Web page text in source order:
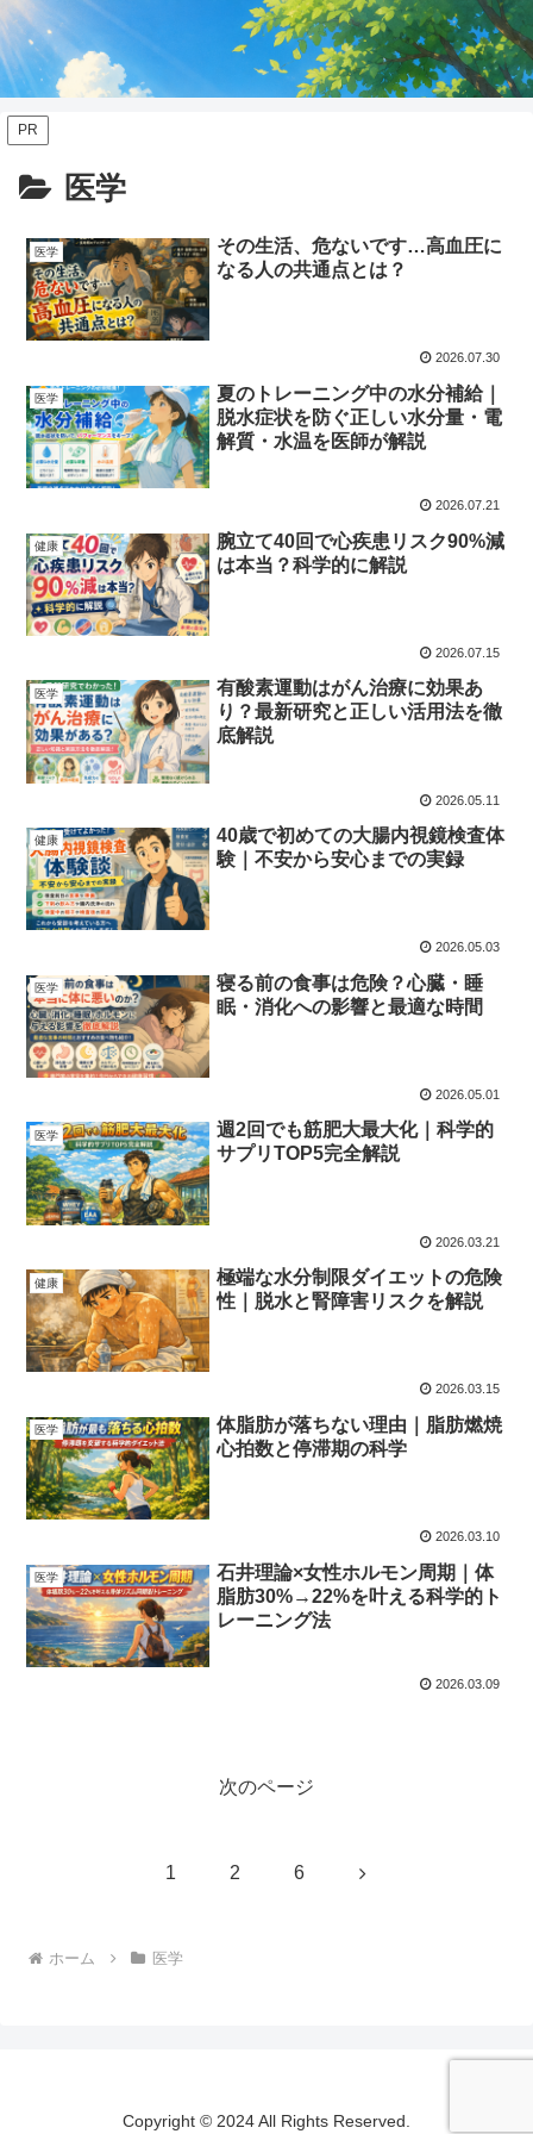
PR
医学
医学
その生活、危ないです…高血圧に
なる人の共通点とは？
2026.07.30
医学
夏のトレーニング中の水分補給｜
脱水症状を防ぐ正しい水分量・電
解質・水温を医師が解説
2026.07.21
健康
腕立て40回で心疾患リスク90%減
は本当？科学的に解説
2026.07.15
医学
有酸素運動はがん治療に効果あ
り？最新研究と正しい活用法を徹
底解説
2026.05.11
健康
40歳で初めての大腸内視鏡検査体
験｜不安から安心までの実録
2026.05.03
医学
寝る前の食事は危険？心臓・睡
眠・消化への影響と最適な時間
2026.05.01
医学
週2回でも筋肥大最大化｜科学的
サプリTOP5完全解説
2026.03.21
健康
極端な水分制限ダイエットの危険
性｜脱水と腎障害リスクを解説
2026.03.15
医学
体脂肪が落ちない理由｜脂肪燃焼
心拍数と停滞期の科学
2026.03.10
医学
石井理論×女性ホルモン周期｜体
脂肪30%→22%を叶える科学的ト
レーニング法
2026.03.09
次のページ
1 2 6 次
ホーム 医学
Copyright © 2024 All Rights Reserved.